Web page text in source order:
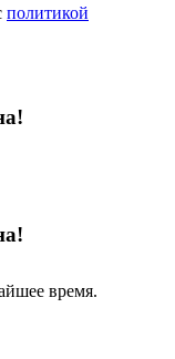
политикой
время.